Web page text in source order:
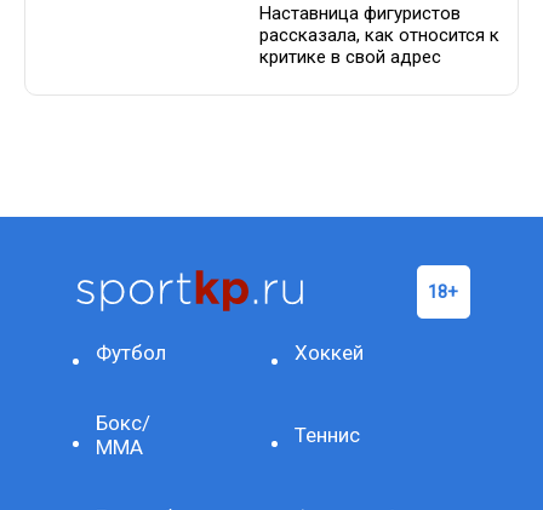
Наставница фигуристов
рассказала, как относится к
критике в свой адрес
Футбол Хоккей
Бокс/
ММА
Теннис